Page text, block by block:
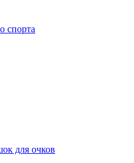
спорта
для очков